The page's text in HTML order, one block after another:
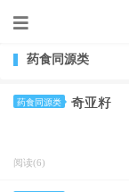
药食同源类
药食同源类 奇亚籽
阅读(6)